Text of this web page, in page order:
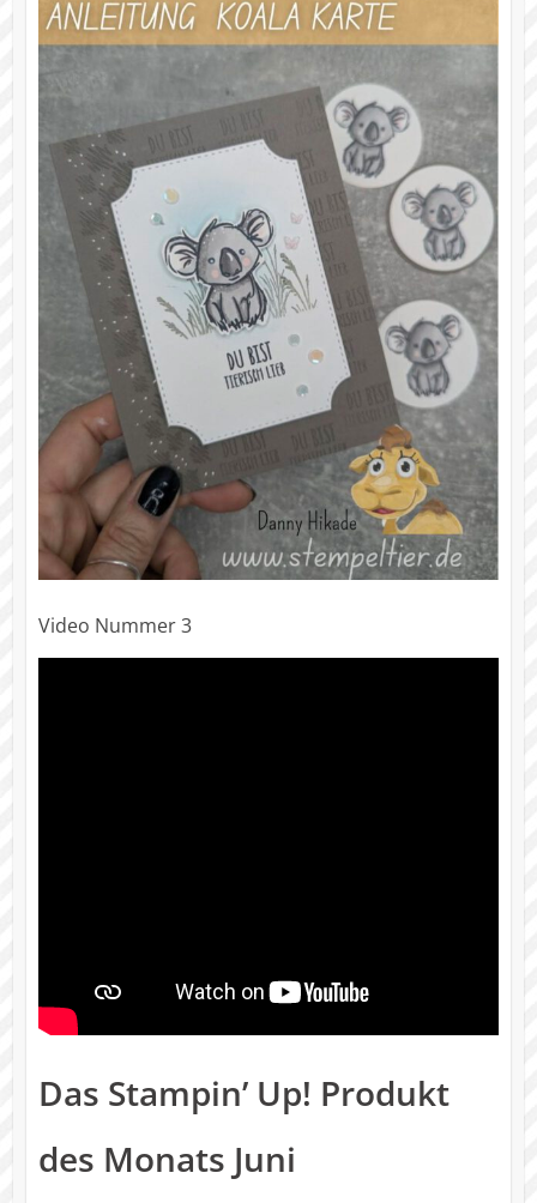
Video Nummer 3
Das Stampin’ Up! Produkt
des Monats Juni